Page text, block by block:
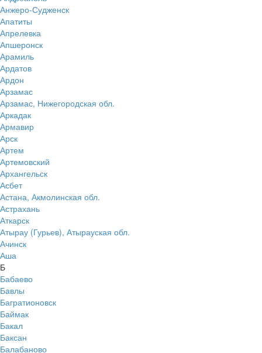
Анжеро-Судженск
Апатиты
Апрелевка
Апшеронск
Арамиль
Ардатов
Ардон
Арзамас
Арзамас, Нижегородская обл.
Аркадак
Армавир
Арск
Артем
Артемовский
Архангельск
Асбет
Астана, Акмолинская обл.
Астрахань
Аткарск
Атырау (Гурьев), Атырауская обл.
Ачинск
Аша
Б
Бабаево
Бавлы
Багратионовск
Баймак
Бакал
Баксан
Балабаново